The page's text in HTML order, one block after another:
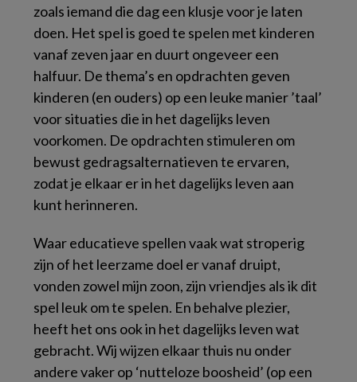
zoals iemand die dag een klusje voor je laten
doen. Het spel is goed te spelen met kinderen
vanaf zeven jaar en duurt ongeveer een
halfuur. De thema’s en opdrachten geven
kinderen (en ouders) op een leuke manier ’taal’
voor situaties die in het dagelijks leven
voorkomen. De opdrachten stimuleren om
bewust gedragsalternatieven te ervaren,
zodat je elkaar er in het dagelijks leven aan
kunt herinneren.
Waar educatieve spellen vaak wat stroperig
zijn of het leerzame doel er vanaf druipt,
vonden zowel mijn zoon, zijn vriendjes als ik dit
spel leuk om te spelen. En behalve plezier,
heeft het ons ook in het dagelijks leven wat
gebracht. Wij wijzen elkaar thuis nu onder
andere vaker op ‘nutteloze boosheid’ (op een